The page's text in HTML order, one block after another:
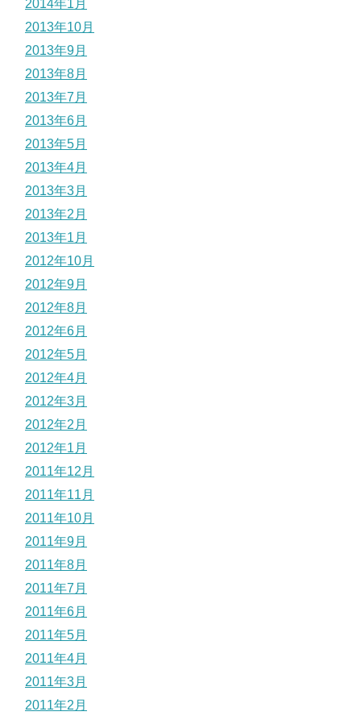
2014年1月
2013年10月
2013年9月
2013年8月
2013年7月
2013年6月
2013年5月
2013年4月
2013年3月
2013年2月
2013年1月
2012年10月
2012年9月
2012年8月
2012年6月
2012年5月
2012年4月
2012年3月
2012年2月
2012年1月
2011年12月
2011年11月
2011年10月
2011年9月
2011年8月
2011年7月
2011年6月
2011年5月
2011年4月
2011年3月
2011年2月